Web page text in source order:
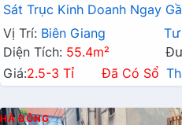
Sát Trục Kinh Doanh Ngay
Mở Rộng
Vị Trí: Biên Giang
Diện Tích: 55.4m²
Giá:2.5-3 Tỉ Đã Có Sổ
HÀ ĐÔNG